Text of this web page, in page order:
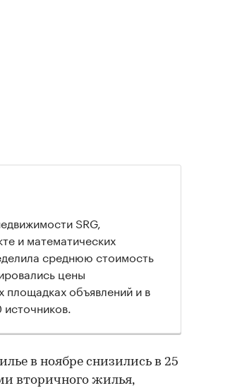
SRG,
и математических
среднюю стоимость
цены
объявлений и в
в ноябре снизились в 25
вторичного жилья,